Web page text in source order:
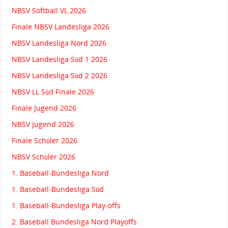
NBSV Softball VL 2026
Finale NBSV Landesliga 2026
NBSV Landesliga Nord 2026
NBSV Landesliga Süd 1 2026
NBSV Landesliga Süd 2 2026
NBSV LL Süd Finale 2026
Finale Jugend 2026
NBSV Jugend 2026
Finale Schüler 2026
NBSV Schüler 2026
1. Baseball-Bundesliga Nord
1. Baseball-Bundesliga Süd
1. Baseball-Bundesliga Play-offs
2. Baseball Bundesliga Nord Playoffs